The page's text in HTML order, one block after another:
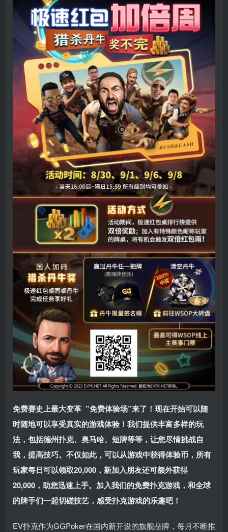
免费赛史上最大变革 ”免费体验场”来了！ 现在开始可以随
时随地可以享受真实的游戏体验！我们提供丰富多样的玩
法，包括德州扑克、奥马哈、短牌等等，让您尽情挑战自
我，提高技巧。不仅如此， 可以从游戏中获得体验币，所有
玩家每日可以领取20,000，新加入朋友还可额外获得
20,000，助您迅速上手。 加入我们的免费扑克游戏，和全球
的牌手们一起切磋技艺，感受扑克游戏的乐趣吧！
EV扑克作为GGPoker在国内新开设的旗舰品牌，每月不断推